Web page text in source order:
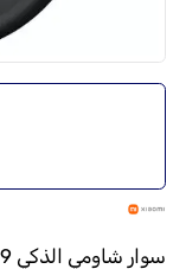
سوار شاومي الذكي 9 برو بلون الأسود أوبسيديان